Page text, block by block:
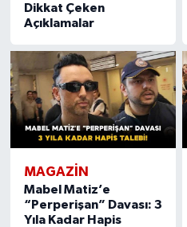
Dikkat Çeken
Açıklamalar
MAGAZIN
Mabel Matiz’e
“Perperişan” Davası: 3
Yıla Kadar Hapis